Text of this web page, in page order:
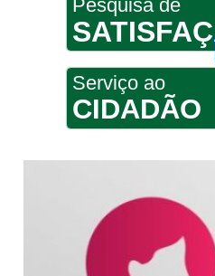
Pesquisa de
Serviço ao
CIDADÃO